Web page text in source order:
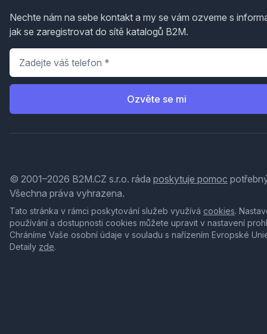
Nechte nám na sebe kontakt a my se vám ozveme s
jak se zaregistrovat do sítě katalogů B2M.
Telefon
Ozvěte se mi
© 2001–2026 B2M.CZ s.r.o. ráda poskytuje pomoc
Všechna práva vyhrazena.
Tato stránka v rámci poskytování služeb využívá cookies.
používání a dostupnosti cookies můžete upravit v nastavení
Chráníme Vaše osobní údaje v souladu s nařízením Evropské
Detaily zde.